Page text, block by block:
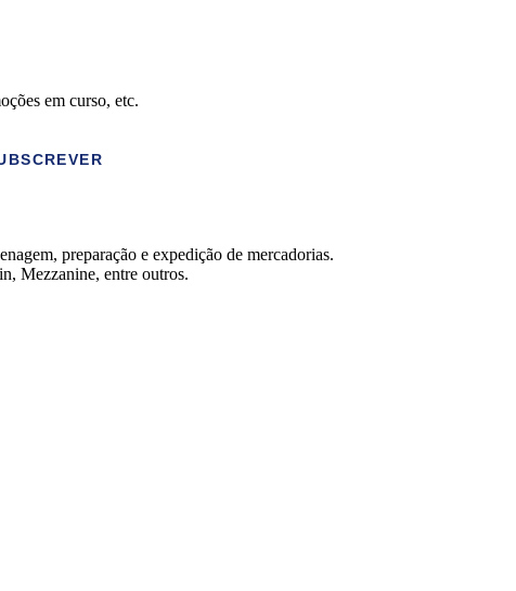
em curso, etc.
preparação e expedição de mercadorias.
Mezzanine, entre outros.